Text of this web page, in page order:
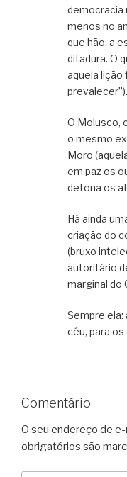
democracia
menos no
que hão, a
ditadura. O
aquela lição
prevalecer”).
O Molusco,
o mesmo
Moro
em paz os
detona os
Há ainda
criação do
(bruxo
autoritário
marginal do
Sempre
céu, para
Comentário
O seu endereço de
obrigatórios são